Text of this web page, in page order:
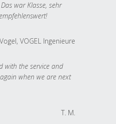
war Klasse, sehr
VOGEL Ingenieure
with the service and
when we are next
T. M.